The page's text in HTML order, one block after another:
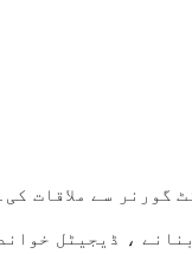
سے ملاقات
، ڈیجیٹل